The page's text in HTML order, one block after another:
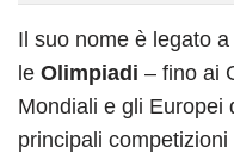
Il suo nome è legato
le Olimpiadi – fino ai
Mondiali e gli Europei
principali